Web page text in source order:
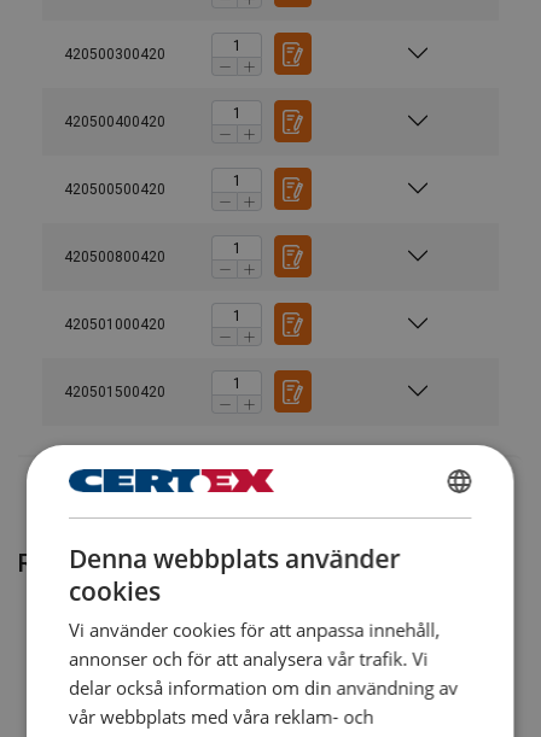
420500300420
420500400420
420500500420
420500800420
420501000420
420501500420
Ytbehandling:
Säkerhetsfaktor:
Relaterade produkter
SWEDISH
ENGLISH TRANSLATION
Denna webbplats använder
cookies
Vi använder cookies för att anpassa innehåll,
annonser och för att analysera vår trafik. Vi
delar också information om din användning av
vår webbplats med våra reklam- och